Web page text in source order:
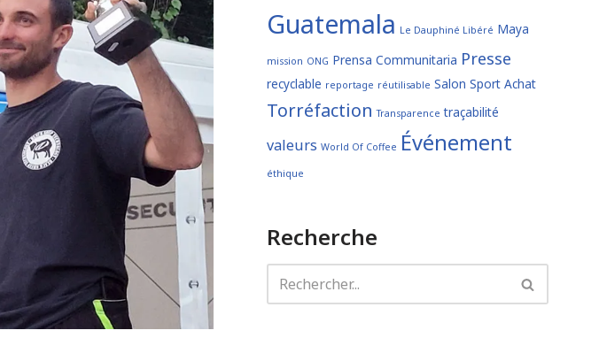
Guatemala Le Dauphiné Libéré Maya
mission ONG Prensa Communitaria Presse
recyclable reportage réutilisable Salon Sport Achat
Torréfaction Transparence traçabilité
valeurs World Of Coffee Événement
éthique
Recherche